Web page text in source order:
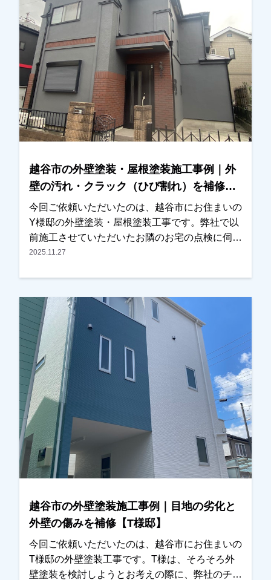
状態や目地の傷みなどを確認させていただき、外
壁塗装工事のお見積りをご提出いたしました。施
工内容や金額についてもご納得いただきました
が、特に「近所で施工していたお宅のように綺麗
にしてほしい」というご希望が強く、今回も同じ
職人が担当して施工させていただくことになりま
した。外壁の色決めについては、カラーシミュレ
ーションをいくつかご確認いただき、最終的にお
住まいの雰囲気に合う色をお選びいただきまし
た。施工後は「とても綺麗に仕上がりました」と
たちも大変嬉しく思っております。この度は大切
なお住まいの外壁塗装工事をお任せいただき、誠
にありがとうございました。
越谷市の外壁塗装・屋根塗装施工事例｜外
壁の汚れ・クラック（ひび割れ）を補修
【Y様邸】
今回ご依頼いただいたのは、越谷市にお住まいの
Y様邸の外壁塗装・屋根塗装工事です。弊社で以
前施工させていただいたお隣のお宅の点検に伺っ
た際、Y様邸の屋根の状態が気になったため、お
いる部分が見られたため、写真を撮影し実際の状
態をご確認いただきました。また外壁について
も、・外壁の汚れ・クラック（ひび割れ）が見ら
れ、これまで一度も塗装をされていないとのこと
でしたので、外壁塗装と屋根塗装をご提案させて
いただきました。今回が初めての塗装工事とのこ
とで、工事内容や費用、塗料の種類などについて
ご不安な点も多かったため、ご質問をひとつひと
つお伺いしながら丁寧にご説明させていただきま
した。その後、施工内容と金額についてもご納得
いただき、外壁塗装と屋根塗装工事をお任せいた
だくことになりました。また塗装工事とあわせ
て、ベランダ屋根の撤去についてのご相談もいた
た。施工後は「とてもきれいに仕上がりました」
とのお言葉をいただき、ご満足いただけたようで
私たちも大変嬉しく思っております。この度は大
切なお住まいの外壁塗装・屋根塗装工事をお任せ
いただき、誠にありがとうございました。
2025.11.27
越谷市の外壁塗装施工事例｜目地の劣化と
外壁の傷みを補修【T様邸】
今回ご依頼いただいたのは、越谷市にお住まいの
T様邸の外壁塗装工事です。T様は、そろそろ外
壁塗装を検討しようとお考えの際に、弊社のチラ